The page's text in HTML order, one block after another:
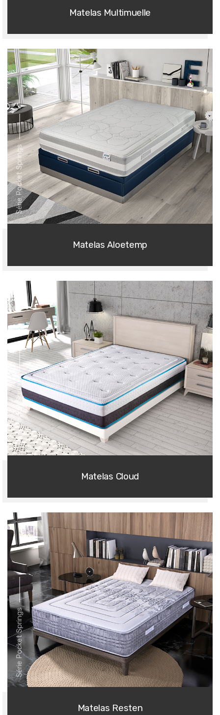
Matelas Multimuelle
Série Pocket Springs
Matelas Aloetemp
Série Pocket Springs
Matelas Cloud
Série Pocket Springs
Matelas Resten